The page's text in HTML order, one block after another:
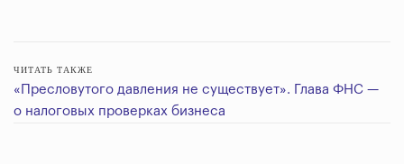
ЧИТАТЬ ТАКЖЕ
«Пресловутого давления не существует». Глава ФНС —
о налоговых проверках бизнеса